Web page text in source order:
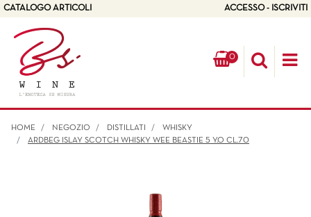
CATALOGO ARTICOLI ACCESSO - ISCRIVITI
0
HOME NEGOZIO DISTILLATI
WHISKY
ARDBEG ISLAY SCOTCH WHISKY WEE BEASTIE 5 Y.O CL.70